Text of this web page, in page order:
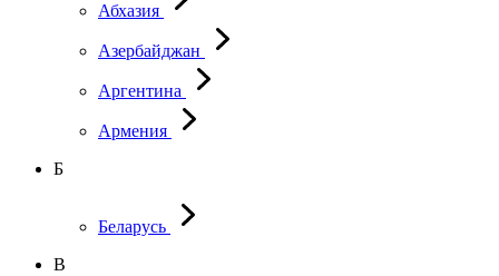
Абхазия
Азербайджан
Аргентина
Армения
Б
Беларусь
В